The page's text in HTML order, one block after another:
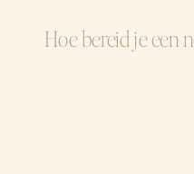
Hoe bereid je een